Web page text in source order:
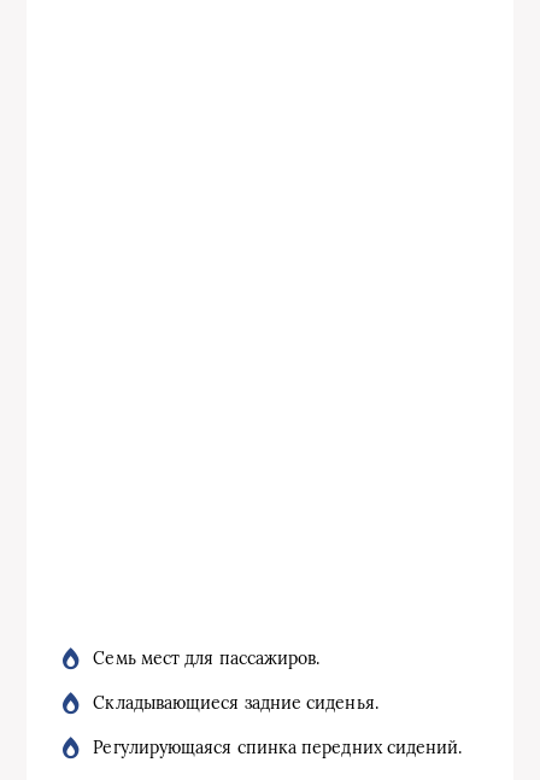
Семь мест для пассажиров.
Складывающиеся задние сиденья.
Регулирующаяся спинка передних сидений.